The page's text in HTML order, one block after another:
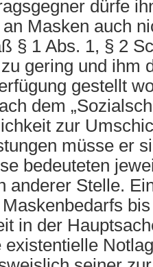
dürfe
Masken auch
§ 1 Abs. 1, § 2
gering und ihm
gestellt
dem
zur
müsse er
bedeuteten
anderer Stelle.
in der